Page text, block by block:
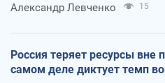
Александр Левченко 15
Россия теряет ресурсы вне
самом деле диктует темп